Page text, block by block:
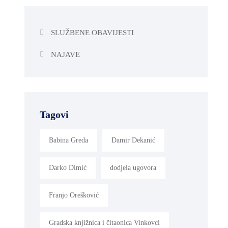
SLUŽBENE OBAVIJESTI
NAJAVE
Tagovi
Babina Greda Damir Dekanić
Darko Dimić dodjela ugovora
Franjo Orešković
Gradska knjižnica i čitaonica Vinkovci